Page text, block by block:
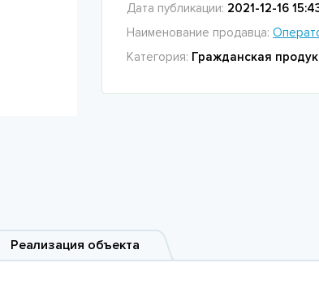
Дата публикации: 2021-12-16
Наименование продавца:
Категория: Гражданская
Реализация объекта